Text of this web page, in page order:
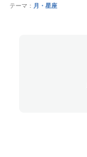
テーマ： 月・星座